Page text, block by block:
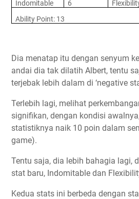
Indomitable 6
Ability Point: 13
Dia menatap itu dengan senyum
andai dia tak dilatih Albert, tentu
terjebak lebih dalam di ‘negative
Terlebih lagi, melihat
signifikan, dengan kondisi
statistiknya naik 10 poin dalam
game).
Tentu saja, dia lebih bahagia lagi,
stat baru, Indomitable dan
Kedua stats ini berbeda dengan